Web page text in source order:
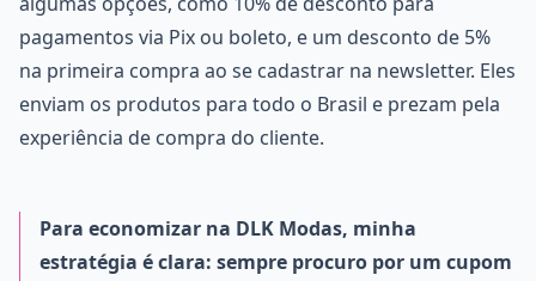
pagamentos via Pix ou boleto, e um desconto de 5%
na primeira compra ao se cadastrar na newsletter. Eles
enviam os produtos para todo o Brasil e prezam pela
experiência de compra do cliente.
Para economizar na DLK Modas, minha
estratégia é clara: sempre procuro por um cupom